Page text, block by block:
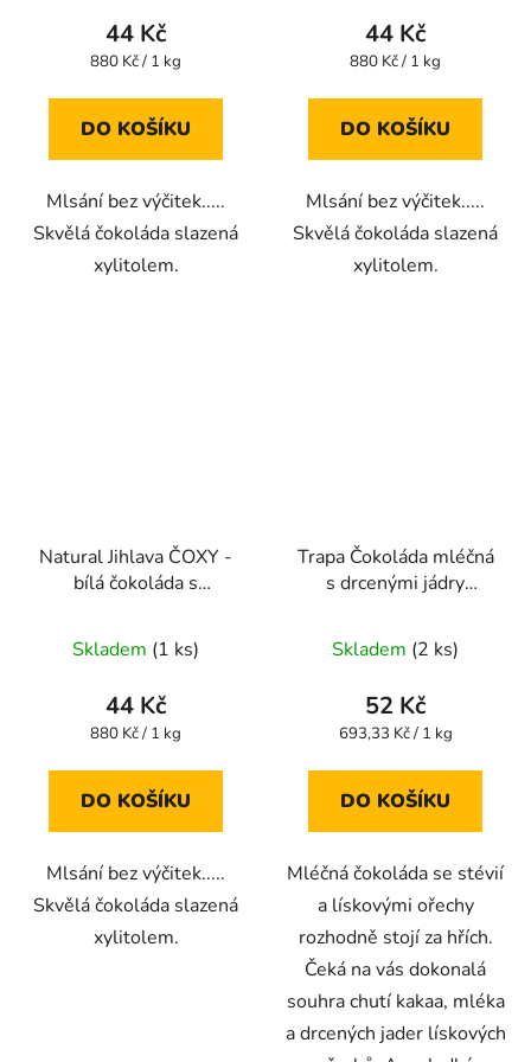
44 Kč
Měrná
880 Kč / 1 kg
DO KOŠÍKU
Mlsání bez výčitek.....
Skvělá čokoláda slazená
xylitolem.
44 Kč
Měrná
880 Kč / 1 kg
DO KOŠÍKU
Mlsání bez výčitek.....
Skvělá čokoláda slazená
xylitolem.
Natural Jihlava ČOXY -
bílá čokoláda s
Skladem (1 ks)
44 Kč
Měrná
880 Kč / 1 kg
DO KOŠÍKU
Mlsání bez výčitek.....
Skvělá čokoláda slazená
xylitolem.
Trapa Čokoláda mléčná
s drcenými jádry
Skladem (2 ks)
52 Kč
Měrná
693,33 Kč / 1 kg
DO KOŠÍKU
Mléčná čokoláda se stévií
a lískovými ořechy
rozhodně stojí za hřích.
Čeká na vás dokonalá
souhra chutí kakaa, mléka
a drcených jader lískových